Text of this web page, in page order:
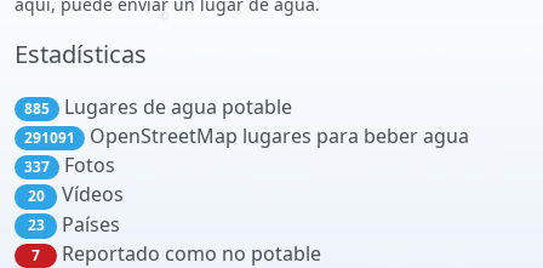
Estadísticas
885 Lugares de agua potable
291091 OpenStreetMap lugares para beber agua
337 Fotos
20 Vídeos
23 Países
7 Reportado como no potable